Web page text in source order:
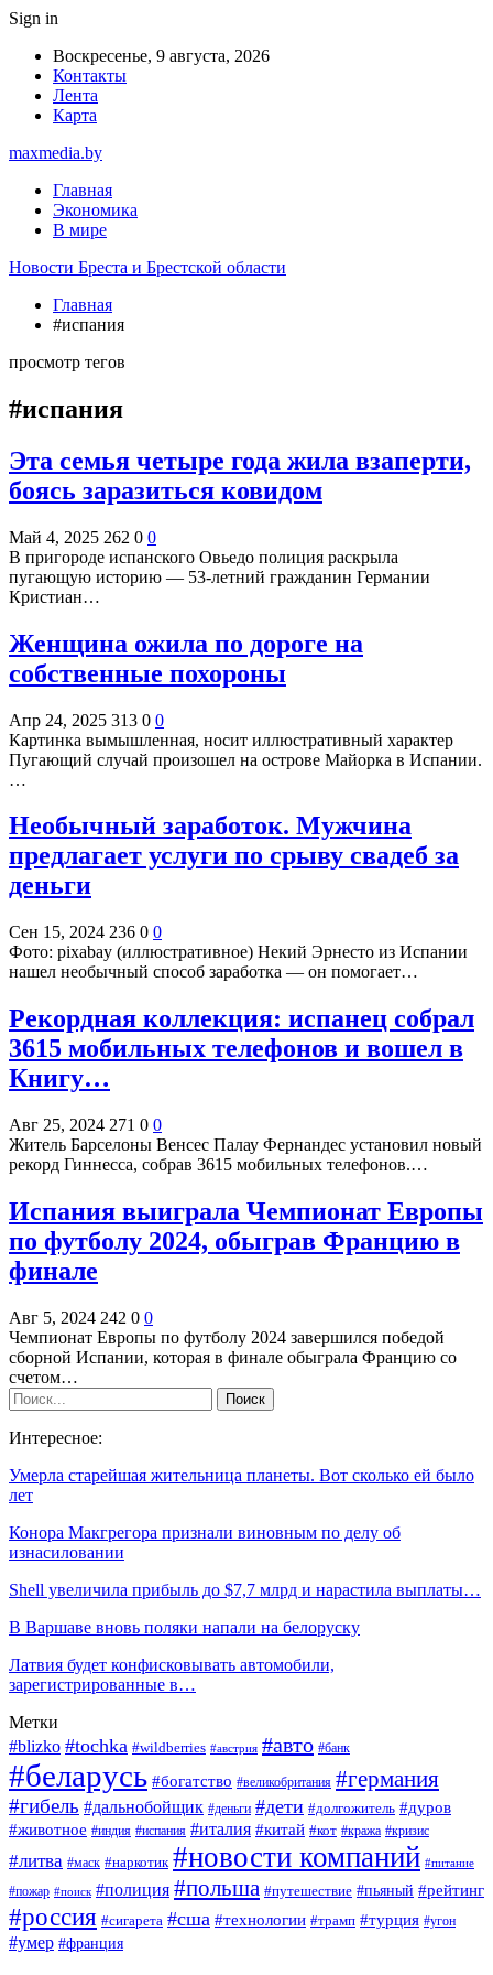
Sign in
Воскресенье, 9 августа, 2026
Контакты
Лента
Карта
maxmedia.by
Главная
Экономика
В мире
Новости Бреста и Брестской области
Главная
#испания
просмотр тегов
#испания
Эта семья четыре года жила взаперти,
боясь заразиться ковидом
Май 4, 2025 262 0 0
В пригороде испанского Овьедо полиция раскрыла
пугающую историю — 53-летний гражданин Германии
Кристиан…
Женщина ожила по дороге на
собственные похороны
Апр 24, 2025 313 0 0
Картинка вымышленная, носит иллюстративный характер
Пугающий случай произошел на острове Майорка в Испании.
…
Необычный заработок. Мужчина
предлагает услуги по срыву свадеб за
деньги
Сен 15, 2024 236 0 0
Фото: pixabay (иллюстративное) Некий Эрнесто из Испании
нашел необычный способ заработка — он помогает…
Рекордная коллекция: испанец собрал
3615 мобильных телефонов и вошел в
Книгу…
Авг 25, 2024 271 0 0
Житель Барселоны Венсес Палау Фернандес установил новый
рекорд Гиннесса, собрав 3615 мобильных телефонов.…
Испания выиграла Чемпионат Европы
по футболу 2024, обыграв Францию в
финале
Авг 5, 2024 242 0 0
Чемпионат Европы по футболу 2024 завершился победой
сборной Испании, которая в финале обыграла Францию со
счетом…
Интересное:
Умерла старейшая жительница планеты. Вот сколько ей было
лет
Конора Макгрегора признали виновным по делу об
изнасиловании
Shell увеличила прибыль до $7,7 млрд и нарастила выплаты…
В Варшаве вновь поляки напали на белоруску
Латвия будет конфисковывать автомобили,
зарегистрированные в…
Метки
#blizko #tochka #wildberries #австрия #авто #банк
#беларусь #богатство #великобритания #германия
#гибель #дальнобойщик #деньги #дети #долгожитель #дуров
#животное #индия #испания #италия #китай #кот #кража #кризис
#литва #маск #наркотик #новости компаний #питание
#пожар #поиск #полиция #польша #путешествие #пьяный #рейтинг
#россия #сигарета #сша #технологии #трамп #турция #угон
#умер #франция